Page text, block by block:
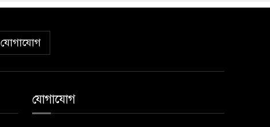
যোগাযোগ
যোগাযোগ